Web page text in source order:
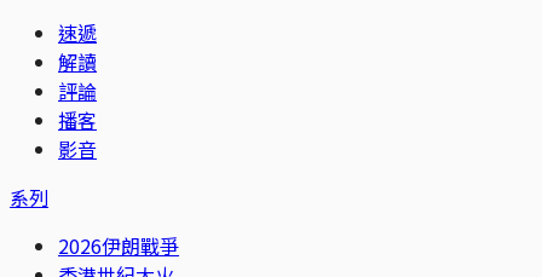
速遞
解讀
評論
播客
影音
系列
2026伊朗戰爭